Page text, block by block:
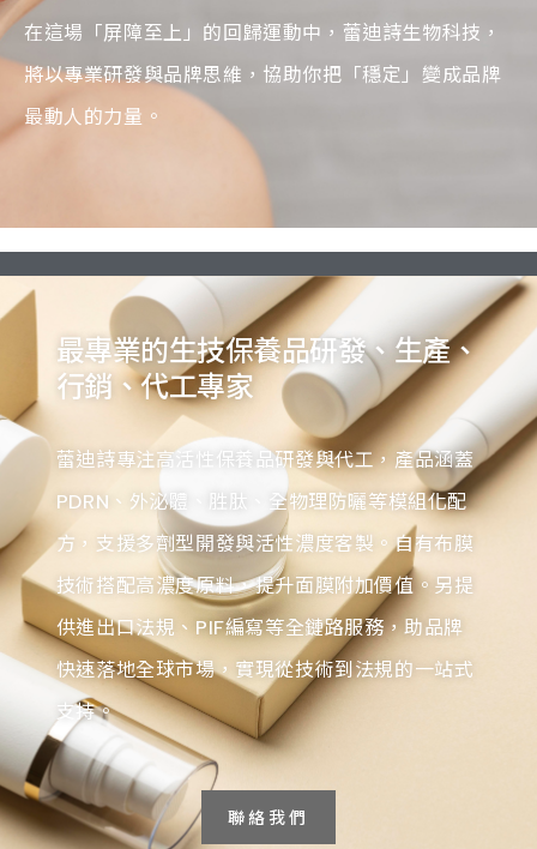
在這場「屏障至上」的回歸運動中，蕾迪詩生物科技，
將以專業研發與品牌思維，協助你把「穩定」變成品牌
最動人的力量。
最專業的生技保養品研發、生產、
行銷、代工專家
蕾迪詩專注高活性保養品研發與代工，產品涵蓋
PDRN、外泌體、胜肽、全物理防曬等模組化配
方，支援多劑型開發與活性濃度客製。自有布膜
技術搭配高濃度原料，提升面膜附加價值。另提
供進出口法規、PIF編寫等全鏈路服務，助品牌
快速落地全球市場，實現從技術到法規的一站式
支持。
聯絡我們